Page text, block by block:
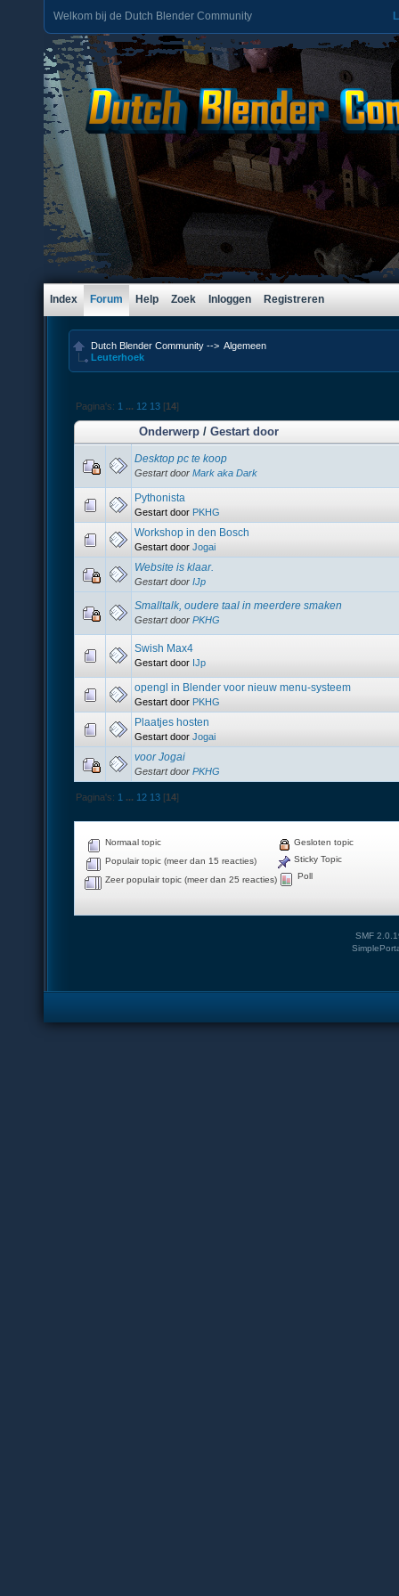
Welkom bij de Dutch Blender Community
Index Forum Help Zoek Inloggen Registreren
Dutch Blender Community --> Algemeen
Leuterhoek
Pagina's: 1 ... 12 13 [14]
Onderwerp /Gestart door
Desktop pc te koop
Gestart door Mark aka Dark
Pythonista
Gestart door PKHG
Workshop in den Bosch
Gestart door Jogai
Website is klaar.
Gestart door IJp
Smalltalk, oudere taal in meerdere smaken
Gestart door PKHG
Swish Max4
Gestart door IJp
opengl in Blender voor nieuw menu-systeem
Gestart door PKHG
Plaatjes hosten
Gestart door Jogai
voor Jogai
Gestart door PKHG
Pagina's: 1 ... 12 13 [14]
Normaal topic
Populair topic (meer dan 15 reacties)
Zeer populair topic (meer dan 25 reacties)
Gesloten topic
Sticky Topic
Poll
SMF